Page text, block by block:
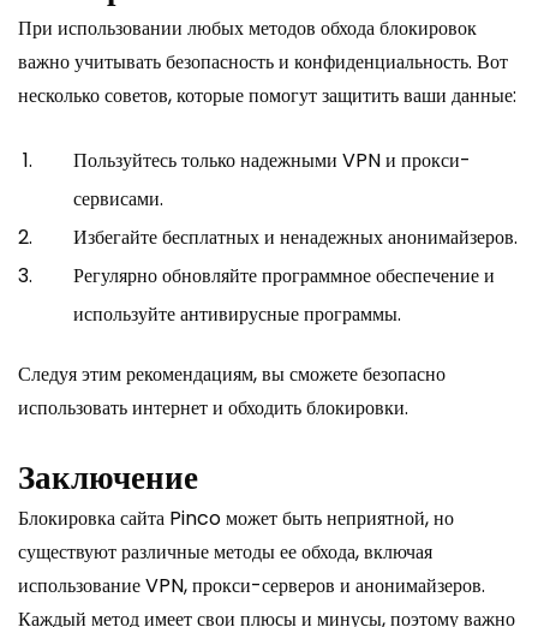
При использовании любых методов обхода блокировок
важно учитывать безопасность и конфиденциальность. Вот
несколько советов, которые помогут защитить ваши данные:
Пользуйтесь только надежными VPN и прокси-
сервисами.
Избегайте бесплатных и ненадежных анонимайзеров.
Регулярно обновляйте программное обеспечение и
используйте антивирусные программы.
Следуя этим рекомендациям, вы сможете безопасно
использовать интернет и обходить блокировки.
Заключение
Блокировка сайта Pinco может быть неприятной, но
существуют различные методы ее обхода, включая
использование VPN, прокси-серверов и анонимайзеров.
Каждый метод имеет свои плюсы и минусы, поэтому важно